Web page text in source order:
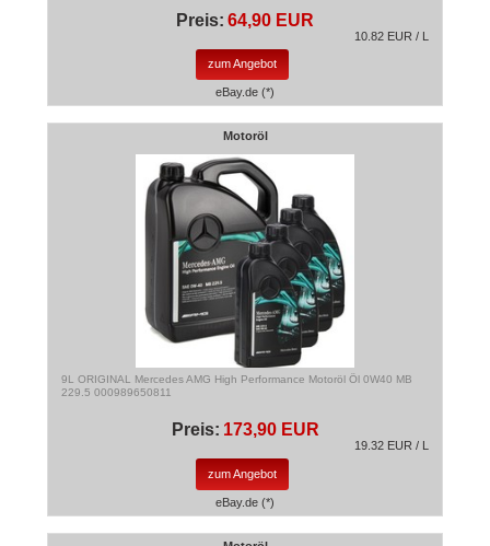
Preis: 64,90 EUR
10.82 EUR / L
zum Angebot
eBay.de (*)
Motoröl
9L ORIGINAL Mercedes AMG High Performance Motoröl Öl 0W40 MB
229.5 000989650811
Preis: 173,90 EUR
19.32 EUR / L
zum Angebot
eBay.de (*)